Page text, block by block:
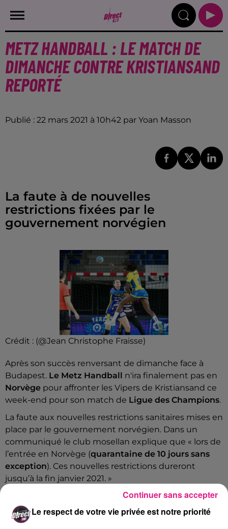
METZ HANDBALL : LE MATCH DE
DIMANCHE CONTRE KRISTIANSAND
REPORTÉ
Publié : 22 mars 2021 à 10h42 par Yoan Masson
La faute à de nouvelles
restrictions fixées par le
gouvernement norvégien
Crédit : (@Jean Christophe Fraisse)
Après son succès renversant de dimanche face à
Budapest. Le Metz Handball n'ira finalement pas en
Norvège pour affronter les Vipers de Kristiansand ce
week-end pour son match de Ligue des Champions.
La faute aux nouvelles restrictions sanitaires mises en
place par le gouvernement norvégien. Dans un
communiqué le club mosellan explique que « lors de
l’entrée en Norvège (quarantaine de 10 jours sans
exception). Ces nouvelles restrictions dureront
jusqu’à la fin janvier 2021. »
En revanche, le match prévu le3 février prochain
aux Arènes est toujours maintenu.
Le respect de votre vie privée est notre priorité
Continuer sans accepter